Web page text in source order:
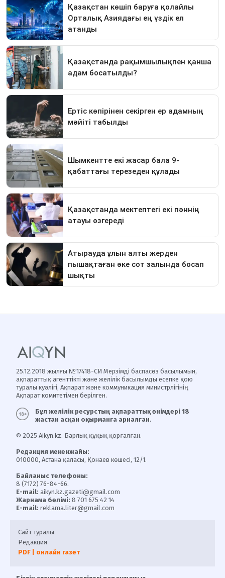
25.12.2018 жылғы №17418-СИ Мерзімді баспасөз басылымын,
ақпараттық агенттікті және желілік басылымды есепке қою
туралы куәлігі, Ақпарат және коммуникация министрлігінің
Ақпарат комитетімен берілген.
Бұл желілік ресурстың ақпараттық өнімдері 18
жастан асқан оқырманға арналған.
© 2025 Aikyn.kz. Барлық құқық қорғалған.
Редакция мекенжайы:
010000, Астана қаласы, Қонаев көшесі, 12/1.
Байланыс телефоны:
8 (7172) 76-84-66.
E-mail: aikyn.kz.gazeti@gmail.com
Жарнама бөлімі: 8 701 675 42 14
E-mail: reklama.liter@gmail.com
Сайт туралы
Редакция
PDF | онлайн газет